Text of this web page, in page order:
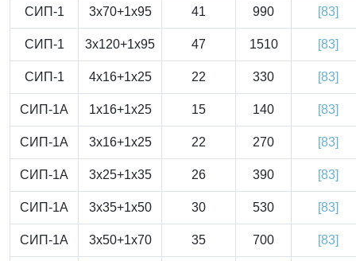
СИП-1 3x70+1x95 41 990 [83]
СИП-1 3x120+1x95 47 1510 [83]
СИП-1 4x16+1x25 22 330 [83]
СИП-1А 1x16+1x25 15 140 [83]
СИП-1А 3x16+1x25 22 270 [83]
СИП-1А 3x25+1x35 26 390 [83]
СИП-1А 3x35+1x50 30 530 [83]
СИП-1А 3x50+1x70 35 700 [83]